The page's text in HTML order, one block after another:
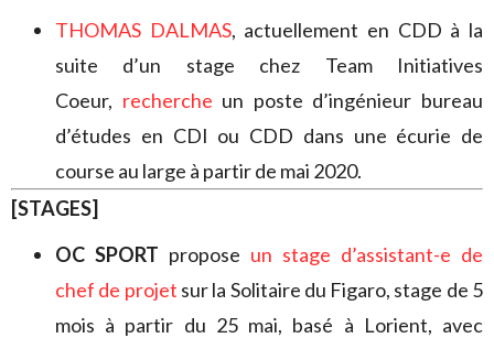
THOMAS DALMAS, actuellement en CDD à la
suite d’un stage chez Team Initiatives
Coeur, recherche un poste d’ingénieur bureau
d’études en CDI ou CDD dans une écurie de
course au large à partir de mai 2020.
[STAGES]
OC SPORT propose un stage d’assistant-e de
chef de projet sur la Solitaire du Figaro, stage de 5
mois à partir du 25 mai, basé à Lorient, avec